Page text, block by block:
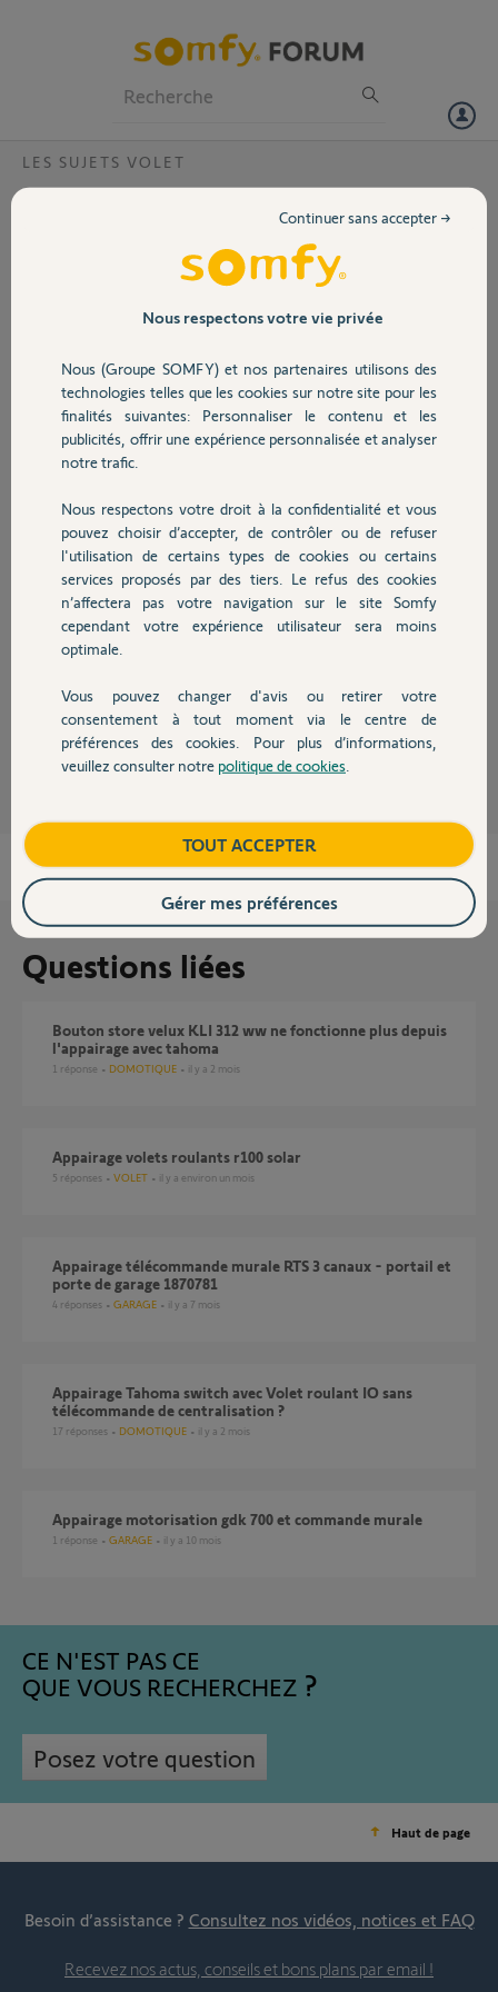
Volet
Sécurité
Domotique
Chauffage
Autres produits
Devis avec un pro
Contact
LES SUJETS VOLET
Appairage des boutons muraux et kux ?
J ai installé une TaHoma Somfy sur le Kux et tout fonctionne bien
néanmoins j’ai perdu l’usage des boutons muraux IO Comment
refaire leur appairage merci
gerard V.
il y a presque 3 ans
Réponses
Bonjour Gérard,
Afin d'appairer de nouveau vos commandes, il va falloir que vous
contactiez le service technique par téléphone lorsque vous êtes sur place
au 0 820 055 055.
Bonne journée,
Vanessa F. il y a presque 3 ans
Questions liées
Bouton store velux KLI 312 ww ne fonctionne plus depuis
l'appairage avec tahoma
1 réponse DOMOTIQUE il y a 2 mois
appairage volets roulants r100 solar
5 réponses VOLET il y a environ un mois
Appairage télécommande murale RTS 3 canaux - portail et
porte de garage 1870781
4 réponses GARAGE il y a 7 mois
Appairage Tahoma switch avec Volet roulant IO sans
télécommande de centralisation ?
17 réponses DOMOTIQUE il y a 2 mois
Appairage motorisation gdk 700 et commande murale
1 réponse GARAGE il y a 10 mois
CE N'EST PAS CE
QUE VOUS RECHERCHEZ
Posez votre question
Haut de page
Besoin d’assistance ? Consultez nos vidéos, notices et FAQ
Recevez nos actus, conseils et bons plans par email !
Nous respectons votre vie privée
Nous (Groupe SOMFY) et nos partenaires utilisons des
technologies telles que les cookies sur notre site pour les
finalités suivantes: Personnaliser le contenu et les
publicités, offrir une expérience personnalisée et analyser
notre trafic.
Nous respectons votre droit à la confidentialité et vous
pouvez choisir d’accepter, de contrôler ou de refuser
l'utilisation de certains types de cookies ou certains
services proposés par des tiers. Le refus des cookies
n’affectera pas votre navigation sur le site Somfy
cependant votre expérience utilisateur sera moins
optimale.
Vous pouvez changer d'avis ou retirer votre
consentement à tout moment via le centre de
préférences des cookies. Pour plus d’informations,
veuillez consulter notre politique de cookies
Continuer sans accepter →
TOUT ACCEPTER
Gérer mes préférences